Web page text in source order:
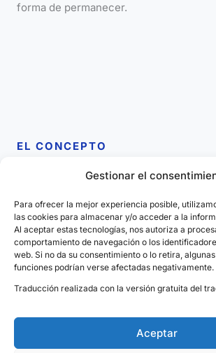
Gestionar el
Para ofrecer la mejor experiencia posible,
las cookies para almacenar y/o acceder a la
Al aceptar estas tecnologías, nos autoriza a
comportamiento de navegación o los
web. Si no da su consentimiento o lo retira,
funciones podrían verse afectadas negativamente.
Traducción realizada con la versión gratuita del
Aceptar
forma de permanecer.
EL CONCEPTO
UN FUEGO QUE NO HACE RUIDO,
La«Llama Azul»arde más alto, más
que cualquier otra.
No busca atención, no deja humo, pero
incluso en la oscuridad.
valentía silenciosa, la emoción que no